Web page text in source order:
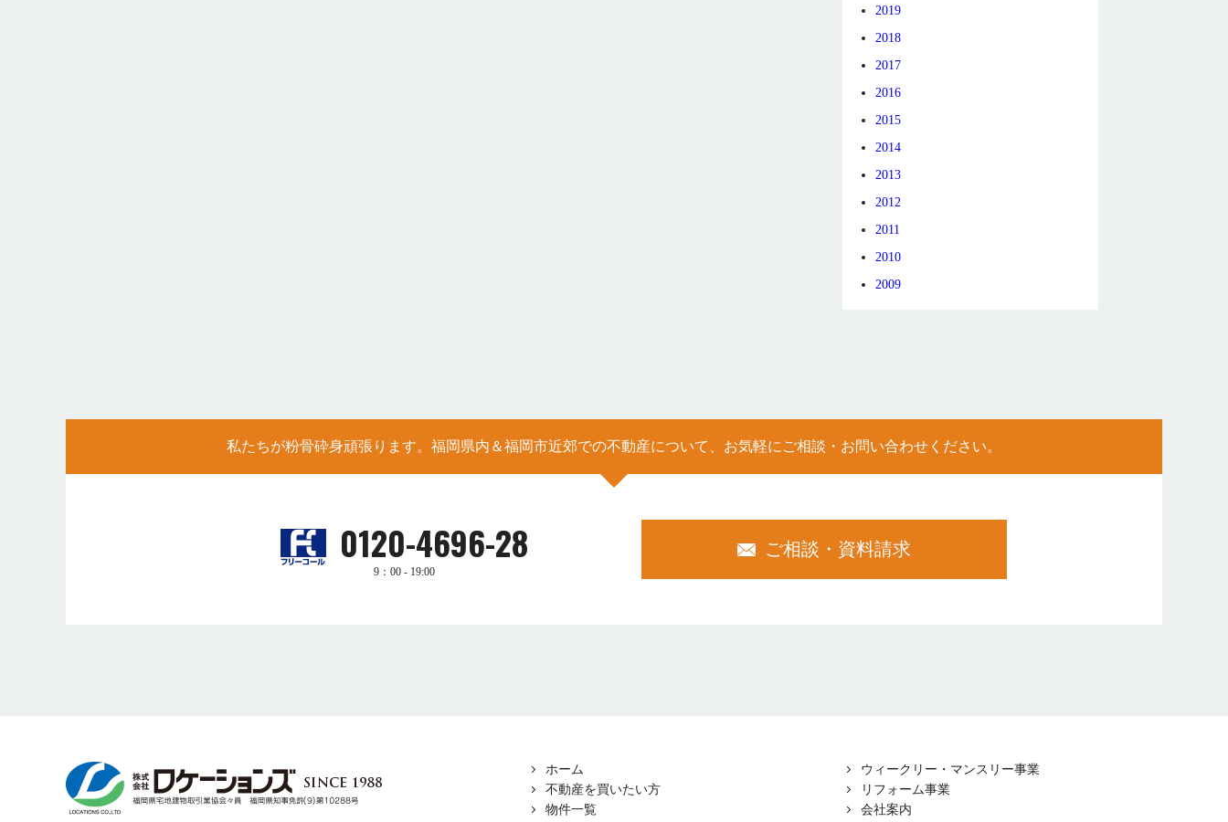
2019
2018
2017
2016
2015
2014
2013
2012
2011
2010
2009
私たちが粉骨砕身頑張ります。福岡県内＆福岡市近郊での不動産について、お気軽にご相談・お問い合わせください。
0120-4696-28
9：00 - 19:00
ご相談・資料請求
ホーム
ウィークリー・マンスリー事業
不動産を買いたい方
リフォーム事業
物件一覧
会社案内